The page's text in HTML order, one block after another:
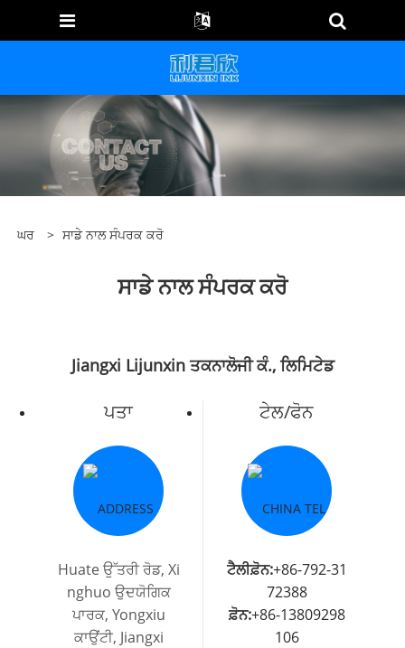
ਘਰ > ਸਾਡੇ ਨਾਲ ਸੰਪਰਕ ਕਰੋ
ਸਾਡੇ ਨਾਲ ਸੰਪਰਕ ਕਰੋ
Jiangxi Lijunxin ਤਕਨਾਲੋਜੀ ਕੰ., ਲਿਮਿਟੇਡ
ਪਤਾ
Huate ਉੱਤਰੀ ਰੋਡ, Xi
nghuo ਉਦਯੋਗਿਕ
ਪਾਰਕ, ​​Yongxiu
ਕਾਉਂਟੀ, Jiangxi
ਟੇਲ/ਫੋਨ
ਟੈਲੀਫ਼ੋਨ:+86-792-31
72388
ਫ਼ੋਨ:+86-13809298
106